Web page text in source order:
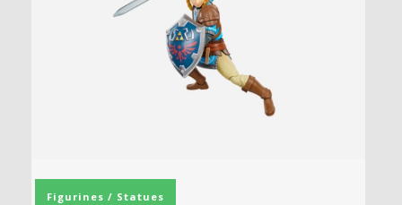
Figurines / Statues